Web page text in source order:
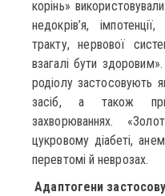
корінь»
недокрів’я,
тракту, нервової
взагалі бути
родіолу застосовують
засіб, а також
захворюваннях.
цукровому діабеті,
перевтомі й неврозах.
Адаптогени